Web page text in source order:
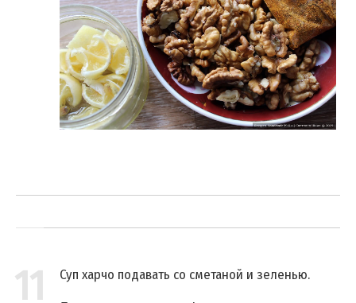
11
Суп харчо подавать со сметаной и зеленью.